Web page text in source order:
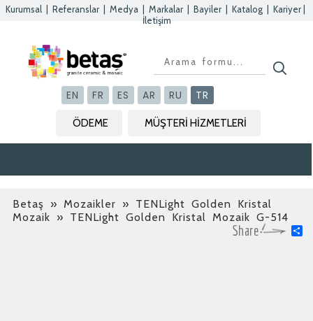
Kurumsal Referanslar Medya Markalar Bayiler Katalog Kariyer
İletişim
EN FR ES AR RU TR
ÖDEME MÜŞTERİ HİZMETLERİ
Betaş » Mozaikler » TENLight Golden Kristal
Mozaik » TENLight Golden Kristal Mozaik G-514